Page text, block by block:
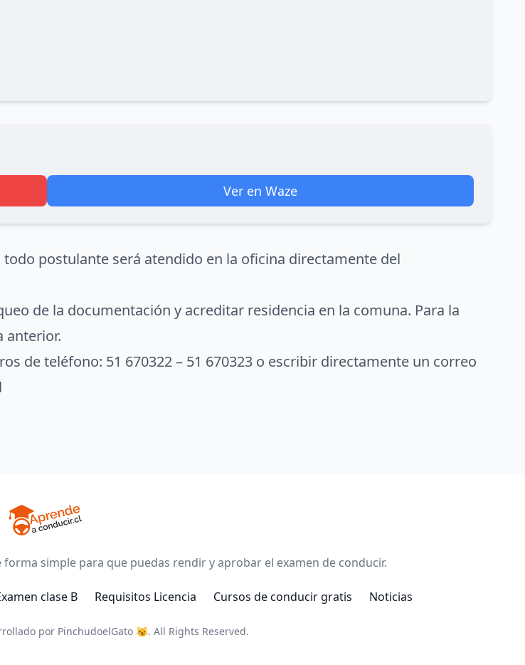
Ver en Waze
postulante será atendido en la oficina directamente del
de la documentación y acreditar residencia en la comuna. Para la
anterior.
de teléfono: 51 670322 – 51 670323 o escribir directamente un correo
simple para que puedas rendir y aprobar el examen de conducir.
clase B Requisitos Licencia Cursos de conducir gratis Noticias
por PinchudoelGato 😼. All Rights Reserved.